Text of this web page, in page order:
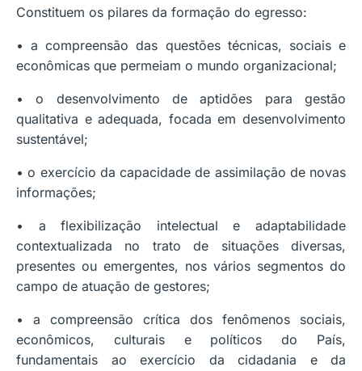
Constituem os pilares da formação do egresso:
• a compreensão das questões técnicas, sociais e
econômicas que permeiam o mundo organizacional;
• o desenvolvimento de aptidões para gestão
qualitativa e adequada, focada em desenvolvimento
sustentável;
• o exercício da capacidade de assimilação de novas
informações;
• a flexibilização intelectual e adaptabilidade
contextualizada no trato de situações diversas,
presentes ou emergentes, nos vários segmentos do
campo de atuação de gestores;
• a compreensão crítica dos fenômenos sociais,
econômicos, culturais e políticos do País,
fundamentais ao exercício da cidadania e da